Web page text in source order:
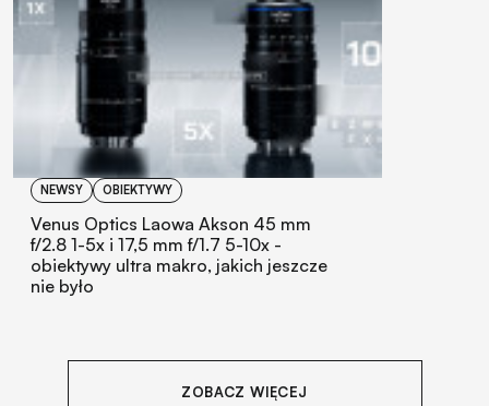
NEWSY OBIEKTYWY
Venus Optics Laowa Akson 45 mm
f/2.8 1-5x i 17,5 mm f/1.7 5-10x -
obiektywy ultra makro, jakich jeszcze
nie było
ZOBACZ WIĘCEJ